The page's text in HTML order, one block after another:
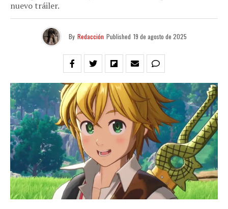
nuevo tráiler.
By Redacción Published 19 de agosto de 2025